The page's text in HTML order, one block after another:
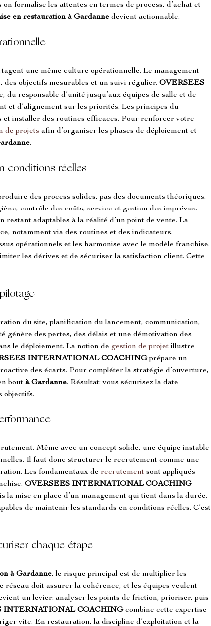
formalise les attentes en termes de process, d’achat et
en restauration à Gardanne devient actionnable.
une même culture opérationnelle. Le management
des objectifs mesurables et un suivi régulier. OVERSEES
responsable d’unité jusqu’aux équipes de salle et de
et d’alignement sur les priorités. Les principes du
installer des routines efficaces. Pour renforcer votre
de projets afin d’organiser les phases de déploiement et
.
conditions réelles
des process solides, pas des documents théoriques.
contrôle des coûts, service et gestion des imprévus.
adaptables à la réalité d’un point de vente. La
notamment via des routines et des indicateurs.
opérationnels et les harmonise avec le modèle franchise.
les dérives et de sécuriser la satisfaction client. Cette
du site, planification du lancement, communication,
des pertes, des délais et une démotivation des
le déploiement. La notion de gestion de projet illustre
INTERNATIONAL COACHING prépare un
des écarts. Pour compléter la stratégie d’ouverture,
bout à Gardanne. Résultat: vous sécurisez la date
objectifs.
Même avec un concept solide, une équipe instable
Il faut donc structurer le recrutement comme une
Les fondamentaux de recrutement sont appliqués
OVERSEES INTERNATIONAL COACHING
la mise en place d’un management qui tient dans la durée.
de maintenir les standards en conditions réelles. C’est
chaque étape
à Gardanne, le risque principal est de multiplier les
doit assurer la cohérence, et les équipes veulent
un levier: analyser les points de friction, prioriser, puis
INTERNATIONAL COACHING combine cette expertise
vite. En restauration, la discipline d’exploitation et la